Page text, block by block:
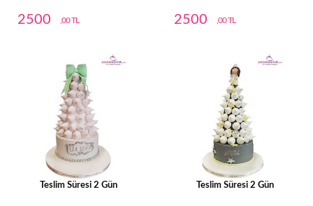
2500 ,00 TL 2500 ,00 TL
Teslim Süresi 2 Gün Teslim Süresi 2 Gün